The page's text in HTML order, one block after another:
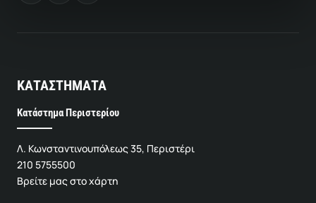
ΚΑΤΑΣΤΗΜΑΤΑ
Κατάστημα Περιστερίου
Λ. Κωνσταντινουπόλεως 35, Περιστέρι
210 5755500
Βρείτε μας στο χάρτη